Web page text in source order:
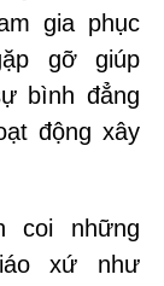
gia phục
gỡ giúp
bình đẳng
động xây
coi những
xứ như